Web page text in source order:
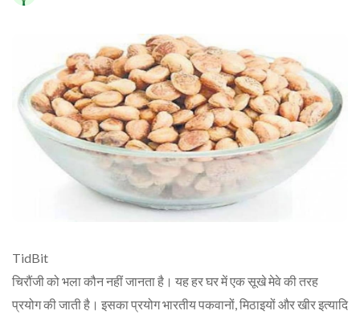
TidBit
चिरौंजी को भला कौन नहीं जानता है। यह हर घर में एक सूखे मेवे की तरह
प्रयोग की जाती है। इसका प्रयोग भारतीय पकवानों, मिठाइयों और खीर इत्यादि